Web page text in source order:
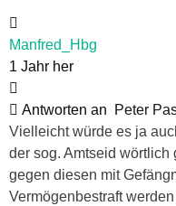
Manfred_Hbg
1 Jahr her
Antworten an
Peter
Vielleicht würde es ja
der sog. Amtseid
gegen diesen mit
Vermögenbestraft